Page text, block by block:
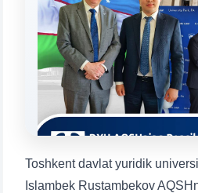
Toshkent davlat yuridik
Islambek Rustambekov
Mavzuni tanlang — keyin shu
savollar chiqadi:
1. Hujjatlar (bakalavr) (5)
3. Suhbat (bakalavr) (8)
5. To'lov-kontrakt (2)
7. Call-center (4)
9. Magistratura kvotasi (4) ✉️